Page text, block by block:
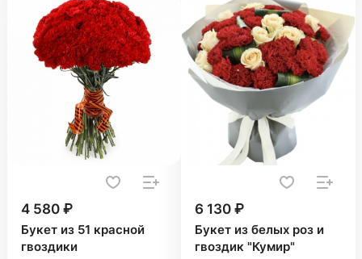
4 580 ₽
Букет из 51 красной
гвоздики
6 130 ₽
Букет из белых роз и
гвоздик "Кумир"